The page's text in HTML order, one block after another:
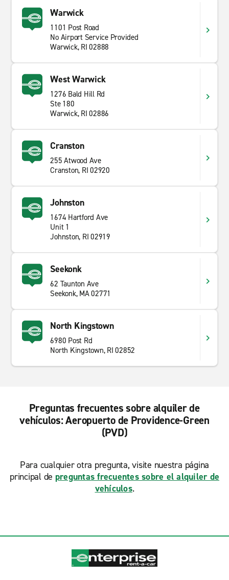
Warwick
1101 Post Road
No Airport Service Provided
Warwick, RI 02888
West Warwick
1276 Bald Hill Rd
Ste 180
Warwick, RI 02886
Cranston
255 Atwood Ave
Cranston, RI 02920
Johnston
1674 Hartford Ave
Unit 1
Johnston, RI 02919
Seekonk
62 Taunton Ave
Seekonk, MA 02771
North Kingstown
6980 Post Rd
North Kingstown, RI 02852
Preguntas frecuentes sobre alquiler de
vehículos: Aeropuerto de Providence-Green
(PVD)
Para cualquier otra pregunta, visite nuestra página
principal de preguntas frecuentes sobre el alquiler de
vehículos.